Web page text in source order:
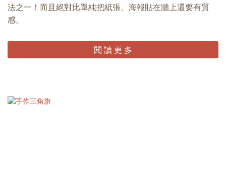
法之一！而且絕對比單純把紙張、海報貼在牆上還要有質
感。
閱 讀 更 多